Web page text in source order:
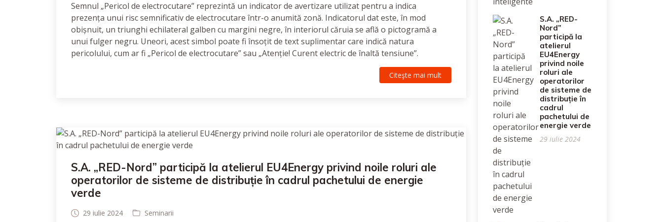
Semnul „Pericol de electrocutare” reprezintă un indicator de avertizare utilizat pentru a indica
prezența unui risc semnificativ de electrocutare într-o anumită zonă. Indicatorul dat este, în mod
obișnuit, un triunghi echilateral galben cu margini negre, în interiorul căruia se află o pictogramă a
unui fulger negru. Uneori, acest simbol poate fi însoțit de text suplimentar care indică natura
pericolului, cum ar fi „Pericol de electrocutare” sau „Atenție! Curent electric de înaltă tensiune”.
Citeşte mai mult
S.A. „RED-Nord” participă la atelierul EU4Energy privind noile roluri ale
operatorilor de sisteme de distribuție în cadrul pachetului de energie
verde
29 iulie 2024 Seminarii
S.A. „RED-
Nord”
participă la
atelierul
EU4Energy
privind noile
roluri ale
operatorilor
de sisteme de
distribuție în
cadrul
pachetului de
energie verde
29 iulie 2024